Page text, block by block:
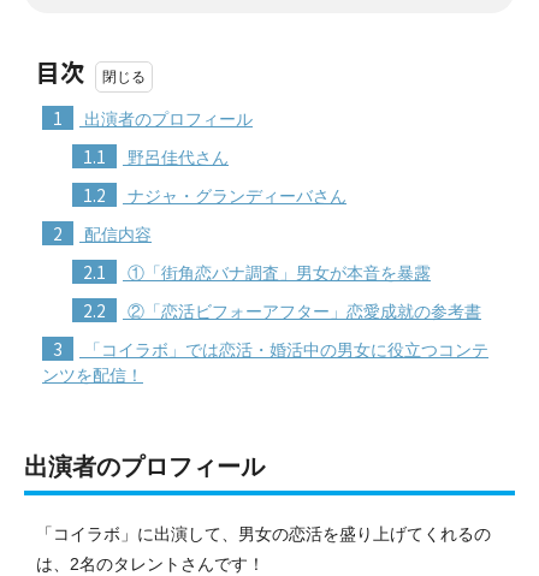
目次
1 出演者のプロフィール
1.1 野呂佳代さん
1.2 ナジャ・グランディーバさん
2 配信内容
2.1 ①「街角恋バナ調査」男女が本音を暴露
2.2 ②「恋活ビフォーアフター」恋愛成就の参考書
3
「コイラボ」では恋活・婚活中の男女に役立つコンテ
ンツを配信！
出演者のプロフィール
「コイラボ」に出演して、男女の恋活を盛り上げてくれるの
は、2名のタレントさんです！